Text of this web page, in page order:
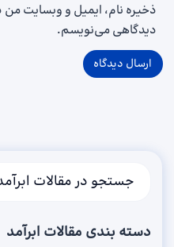
ذخیره نام، ایمیل و وبسایت من
دیدگاهی می‌نویسم.
دسته بندی مقالات ابرآمد